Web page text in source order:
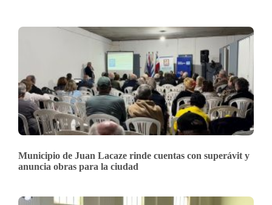
Municipio de Juan Lacaze rinde cuentas con superávit y
anuncia obras para la ciudad